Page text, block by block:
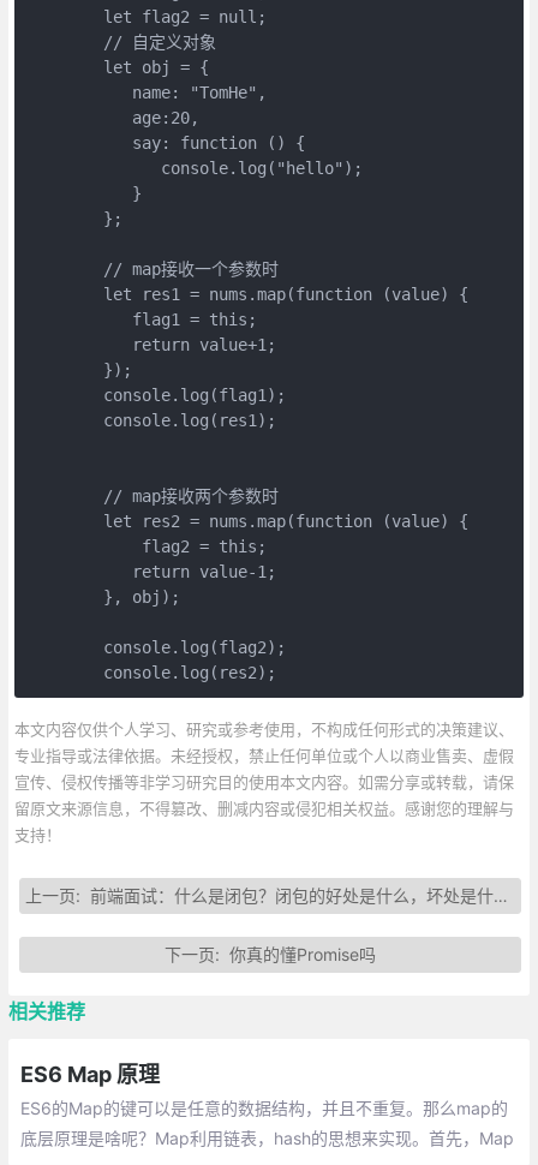
        let flag2 = null;
        // 自定义对象
        let obj = {
           name: "TomHe",
           age:20,
           say: function () {
              console.log("hello");
           }
        };
        // map接收一个参数时
        let res1 = nums.map(function (value) {
           flag1 = this;
           return value+1;
        });
        console.log(flag1);
        console.log(res1);
        // map接收两个参数时
        let res2 = nums.map(function (value) {
            flag2 = this;
           return value-1;
        }, obj);
        console.log(flag2);
        console.log(res2);
本文内容仅供个人学习、研究或参考使用，不构成任何形式的决策建议、
专业指导或法律依据。未经授权，禁止任何单位或个人以商业售卖、虚假
宣传、侵权传播等非学习研究目的使用本文内容。如需分享或转载，请保
留原文来源信息，不得篡改、删减内容或侵犯相关权益。感谢您的理解与
支持！
上一页:前端面试：什么是闭包？闭包的好处是什么，坏处是什么？
下一页: 你真的懂Promise吗
相关推荐
ES6 Map 原理
ES6的Map的键可以是任意的数据结构，并且不重复。那么map的
底层原理是啥呢？Map利用链表，hash的思想来实现。首先，Map